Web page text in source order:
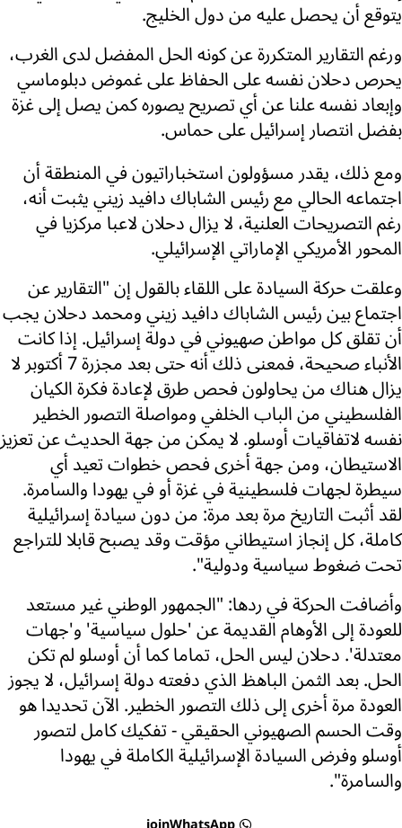
يتوقع أن يحصل عليه من دول الخليج.
ورغم التقارير المتكررة عن كونه الحل المفضل لدى الغرب،
يحرص دحلان نفسه على الحفاظ على غموض دبلوماسي
وإبعاد نفسه علنا عن أي تصريح يصوره كمن يصل إلى غزة
بفضل انتصار إسرائيل على حماس.
ومع ذلك، يقدر مسؤولون استخباراتيون في المنطقة أن
اجتماعه الحالي مع رئيس الشاباك دافيد زيني يثبت أنه،
رغم التصريحات العلنية، لا يزال دحلان لاعبا مركزيا في
المحور الأمريكي الإماراتي الإسرائيلي.
وعلقت حركة السيادة على اللقاء بالقول إن "التقارير عن
اجتماع بين رئيس الشاباك دافيد زيني ومحمد دحلان يجب
أن تقلق كل مواطن صهيوني في دولة إسرائيل. إذا كانت
الأنباء صحيحة، فمعنى ذلك أنه حتى بعد مجزرة 7 أكتوبر لا
يزال هناك من يحاولون فحص طرق لإعادة فكرة الكيان
الفلسطيني من الباب الخلفي ومواصلة التصور الخطير
نفسه لاتفاقيات أوسلو. لا يمكن من جهة الحديث عن تعزيز
الاستيطان، ومن جهة أخرى فحص خطوات تعيد أي
سيطرة لجهات فلسطينية في غزة أو في يهودا والسامرة.
لقد أثبت التاريخ مرة بعد مرة: من دون سيادة إسرائيلية
كاملة، كل إنجاز استيطاني مؤقت وقد يصبح قابلا للتراجع
تحت ضغوط سياسية ودولية".
وأضافت الحركة في ردها: "الجمهور الوطني غير مستعد
للعودة إلى الأوهام القديمة عن 'حلول سياسية' و'جهات
معتدلة'. دحلان ليس الحل، تماما كما أن أوسلو لم تكن
الحل. بعد الثمن الباهظ الذي دفعته دولة إسرائيل، لا يجوز
العودة مرة أخرى إلى ذلك التصور الخطير. الآن تحديدا هو
وقت الحسم الصهيوني الحقيقي - تفكيك كامل لتصور
أوسلو وفرض السيادة الإسرائيلية الكاملة في يهودا
والسامرة".